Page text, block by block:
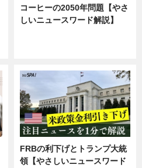
コーヒーの2050年問題【やさ
しいニュースワード解説】
FRBの利下げとトランプ大統
領【やさしいニュースワード